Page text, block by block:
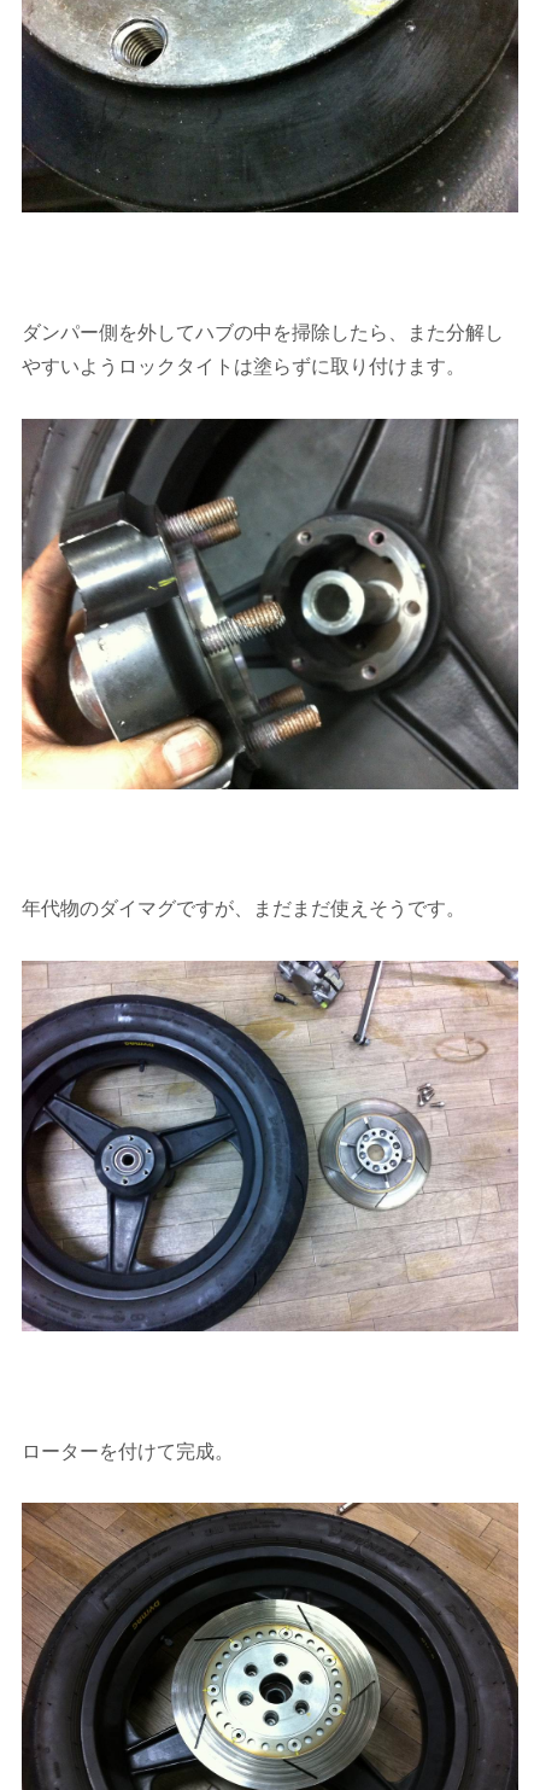
ダンパー側を外してハブの中を掃除したら、また分解し
やすいようロックタイトは塗らずに取り付けます。
年代物のダイマグですが、まだまだ使えそうです。
ローターを付けて完成。